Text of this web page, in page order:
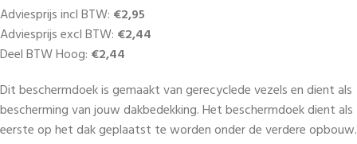
Adviesprijs incl BTW: €2,95
Adviesprijs excl BTW: €2,44
Deel BTW Hoog: €2,44
Dit beschermdoek is gemaakt van gerecyclede vezels en dient als
bescherming van jouw dakbedekking. Het beschermdoek dient als
eerste op het dak geplaatst te worden onder de verdere opbouw.